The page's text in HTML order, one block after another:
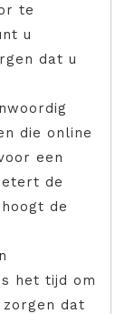
te
u
dat u
die online
een
de
de
het tijd om
dat